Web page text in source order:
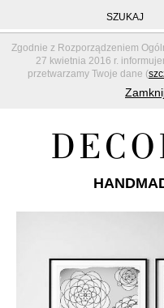
Zgodnie z Rozporządzeniem
27 kwietnia 2016 r.
przetwarzamy Twoje dane (
SZUKAJ